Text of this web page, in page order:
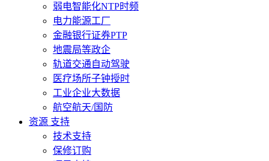
弱电智能化NTP时频
电力能源工厂
金融银行证券PTP
地震局等政企
轨道交通自动驾驶
医疗场所子钟授时
工业企业大数据
航空航天/国防
资源 支持
技术支持
保修订购